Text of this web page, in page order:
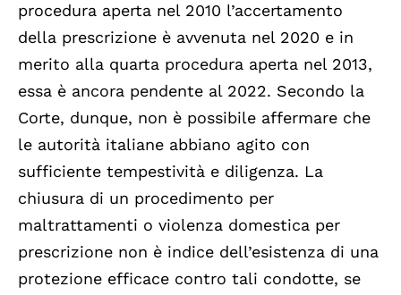
procedura aperta nel 2010 l’accertamento
della prescrizione è avvenuta nel 2020 e in
merito alla quarta procedura aperta nel 2013,
essa è ancora pendente al 2022. Secondo la
Corte, dunque, non è possibile affermare che
le autorità italiane abbiano agito con
sufficiente tempestività e diligenza. La
chiusura di un procedimento per
maltrattamenti o violenza domestica per
prescrizione non è indice dell’esistenza di una
protezione efficace contro tali condotte, se